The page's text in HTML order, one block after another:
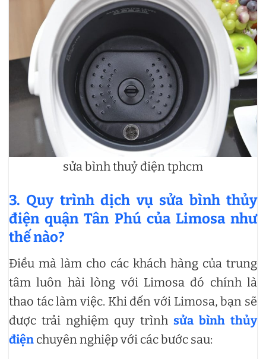
sửa bình thuỷ điện tphcm
3. Quy trình dịch vụ sửa bình thủy
điện quận Tân Phú của Limosa như
thế nào?
Điều mà làm cho các khách hàng của trung
tâm luôn hài lòng với Limosa đó chính là
thao tác làm việc. Khi đến với Limosa, bạn sẽ
được trải nghiệm quy trình sửa bình thủy
điện chuyên nghiệp với các bước sau: